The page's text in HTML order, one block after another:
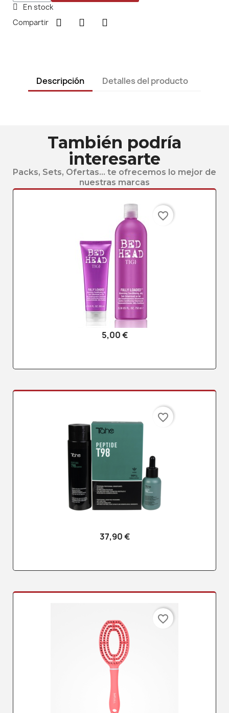
En stock
Compartir
Descripción Detalles del producto
También podría
interesarte
Packs, Sets, Ofertas... te ofrecemos lo mejor de
nuestras marcas
5,00 €
favorite_border
37,90 €
favorite_border
favorite_border